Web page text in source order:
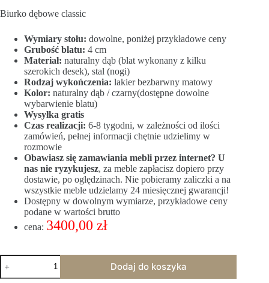
Biurko dębowe classic
Wymiary stołu: dowolne, poniżej przykładowe ceny
Grubość blatu: 4 cm
Materiał: naturalny dąb (blat wykonany z kilku
szerokich desek), stal (nogi)
Rodzaj wykończenia: lakier bezbarwny matowy
Kolor: naturalny dąb / czarny(dostępne dowolne
wybarwienie blatu)
Wysyłka gratis
Czas realizacji: 6-8 tygodni, w zależności od ilości
zamówień, pełnej informacji chętnie udzielimy w
rozmowie
Obawiasz się zamawiania mebli przez internet? U
nas nie ryzykujesz, za meble zapłacisz dopiero przy
dostawie, po oględzinach. Nie pobieramy zaliczki a na
wszystkie meble udzielamy 24 miesięcznej gwarancji!
Dostępny w dowolnym wymiarze, przykładowe ceny
podane w wartości brutto
cena: 3400,00 zł
Dodaj do koszyka